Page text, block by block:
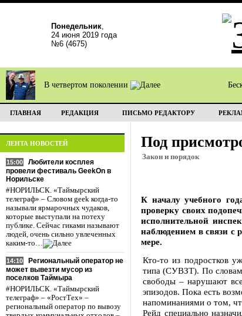
Понедельник,
24 июня 2019 года
№6 (4675)
В четвертом поколении
ГЛАВНАЯ РЕДАКЦИЯ ПИСЬМО РЕДАКТОРУ
ЛЕНТА НОВОСТЕЙ
15:00
Любители косплея
провели фестиваль GeekOn в
Норильске
#НОРИЛЬСК. «Таймырский
телеграф» – Словом geek когда-то
называли ярмарочных чудаков,
которые выступали на потеху
публике. Сейчас гиками называют
людей, очень сильно увлеченных
каким-то…
14:10
Региональный оператор не
может вывезти мусор из
поселков Таймыра
#НОРИЛЬСК. «Таймырский
телеграф» – «РостТех» –
региональный оператор по вывозу
Под
Закон и порядок
К началу учебного
проверку своих
исполнительной
наблюдением в связи с
мере.
Кто-то из подростков
типа (СУВЗТ). По словам
свободы – нарушают
эпизодов. Пока есть
напоминаниями о том,
Рейд специально